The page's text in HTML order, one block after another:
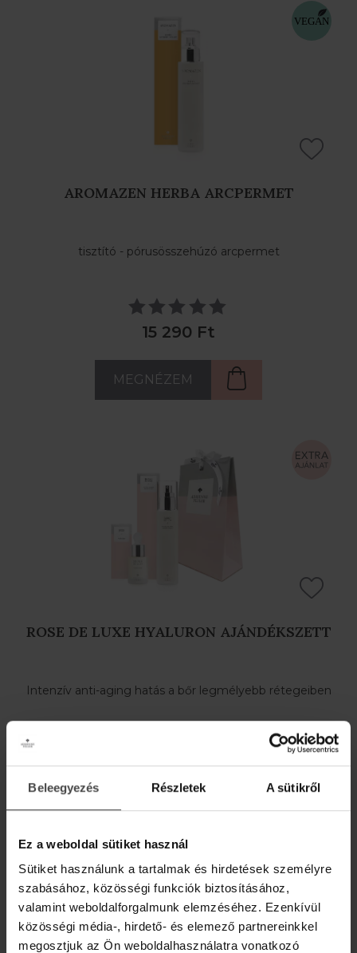
Beleegyezés Részletek A sütikről
Ez a weboldal sütiket használ
Sütiket használunk a tartalmak és hirdetések személyre
szabásához, közösségi funkciók biztosításához,
valamint weboldalforgalmunk elemzéséhez. Ezenkívül
közösségi média-, hirdető- és elemező partnereinkkel
megosztjuk az Ön weboldalhasználatra vonatkozó
AROMAZEN HERBA ARCPERMET
tisztító - pórusösszehúzó arcpermet
15 290 Ft
MEGNÉZEM
ROSE DE LUXE HYALURON AJÁNDÉKSZETT
Intenzív anti-aging hatás a bőr legmélyebb rétegeiben
36 290 Ft